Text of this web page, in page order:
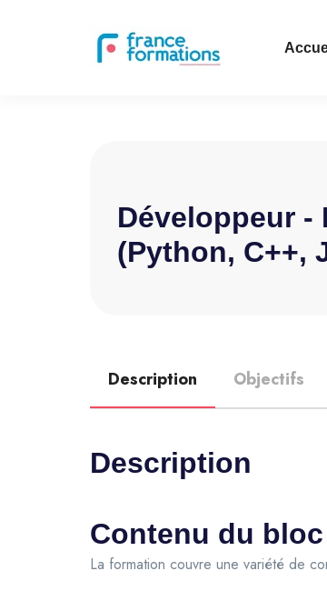
Développeur -
(Python, C++,
Description Objectifs
Description
Contenu du bloc
La formation couvre une variété de